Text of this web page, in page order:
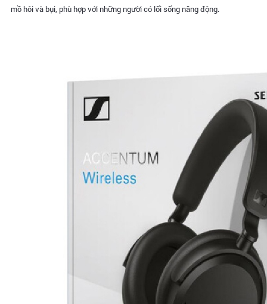
mồ hôi và bụi, phù hợp với những người có lối sống năng động.